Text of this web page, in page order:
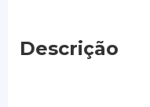
Descrição